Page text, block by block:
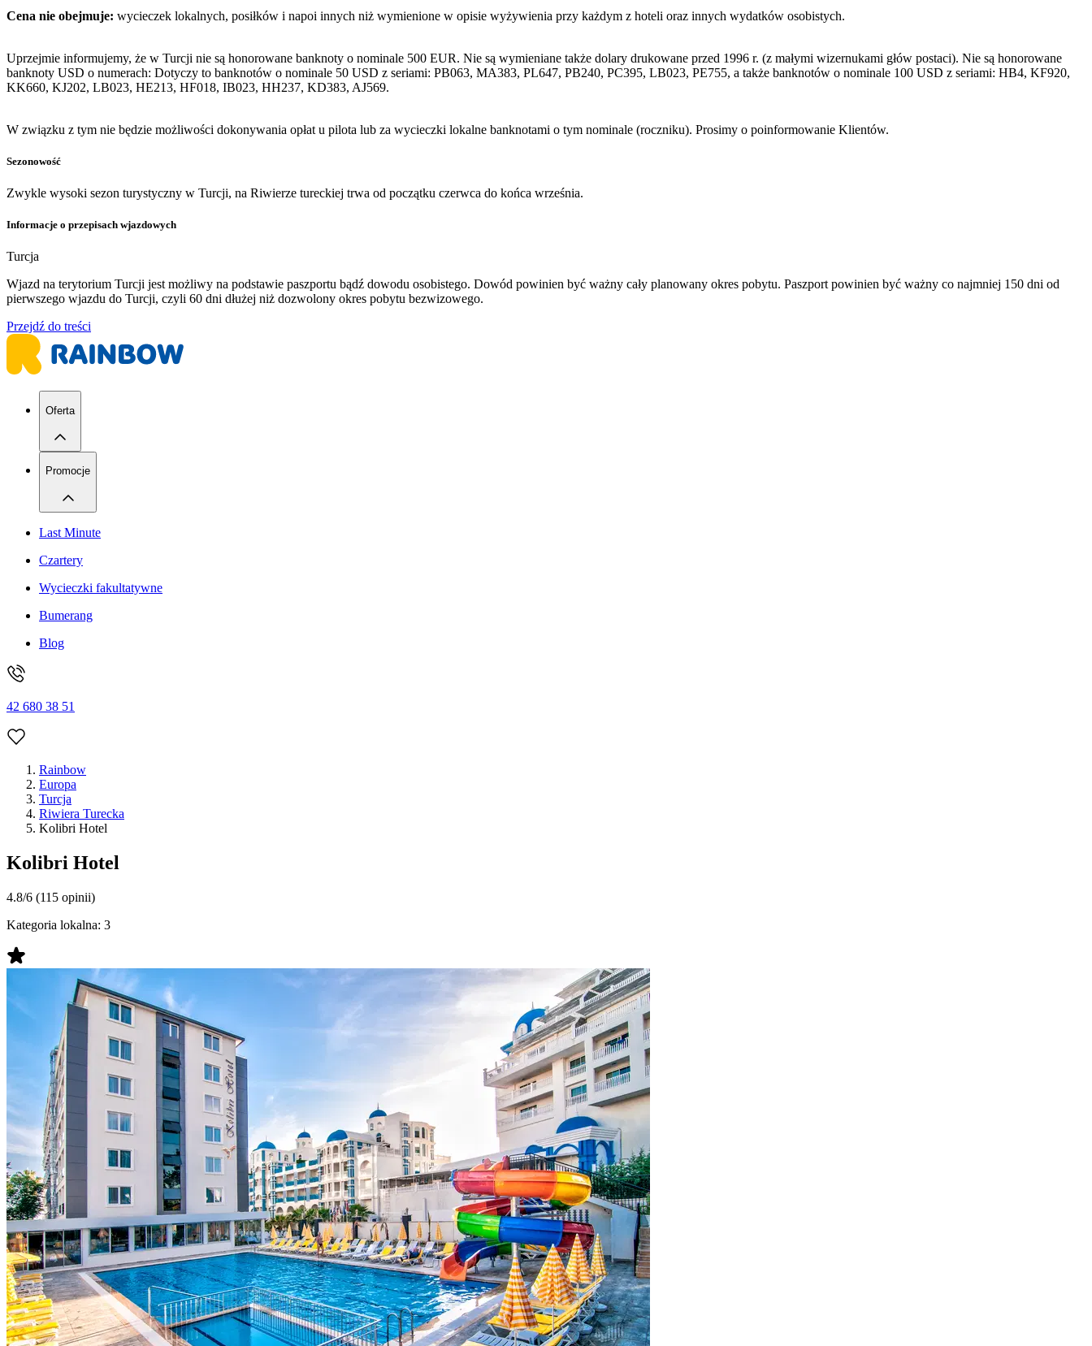
Cena nie obejmuje: wycieczek lokalnych, posiłków i napoi innych niż wymienione w opisie wyżywienia przy każdym z hoteli oraz innych wydatków osobistych.
Uprzejmie informujemy, że w Turcji nie są honorowane banknoty o nominale 500 EUR. Nie są wymieniane także dolary drukowane przed 1996 r. (z małymi wizernukami głów postaci). Nie są honorowane
banknoty USD o numerach: Dotyczy to banknotów o nominale 50 USD z seriami: PB063, MA383, PL647, PB240, PC395, LB023, PE755, a także banknotów o nominale 100 USD z seriami: HB4, KF920,
KK660, KJ202, LB023, HE213, HF018, IB023, HH237, KD383, AJ569.
W związku z tym nie będzie możliwości dokonywania opłat u pilota lub za wycieczki lokalne banknotami o tym nominale (roczniku). Prosimy o poinformowanie Klientów.
Sezonowość
Zwykle wysoki sezon turystyczny w Turcji, na Riwierze tureckiej trwa od początku czerwca do końca września.
Informacje o przepisach wjazdowych
Turcja
Wjazd na terytorium Turcji jest możliwy na podstawie paszportu bądź dowodu osobistego. Dowód powinien być ważny cały planowany okres pobytu. Paszport powinien być ważny co najmniej 150 dni od
pierwszego wjazdu do Turcji, czyli 60 dni dłużej niż dozwolony okres pobytu bezwizowego.
Przejdź do treści
Oferta
Promocje
Last Minute
Czartery
Wycieczki fakultatywne
Bumerang
Blog
42 680 38 51
Rainbow
Europa
Turcja
Riwiera Turecka
Kolibri Hotel
Kolibri Hotel
4.8/6 (115 opinii)
Kategoria lokalna: 3